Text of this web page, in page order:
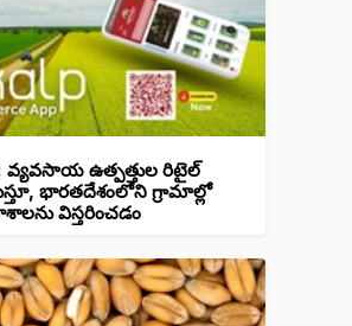
వ్యవసాయ ఉత్పత్తుల రిటైల్
భారతదేశంలోని గ్రామాల్లో
విస్తరించడం